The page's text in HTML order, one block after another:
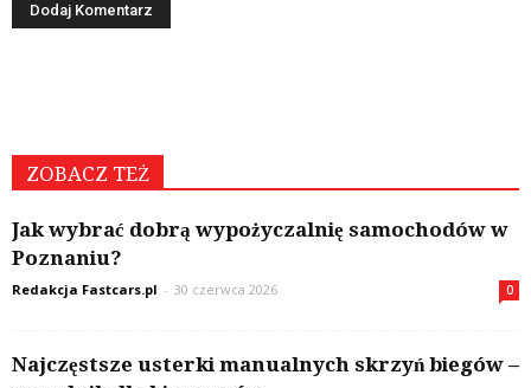
ZOBACZ TEŻ
Jak wybrać dobrą wypożyczalnię samochodów w
Poznaniu?
Redakcja Fastcars.pl - 30 czerwca 2026 0
Najczęstsze usterki manualnych skrzyń biegów –